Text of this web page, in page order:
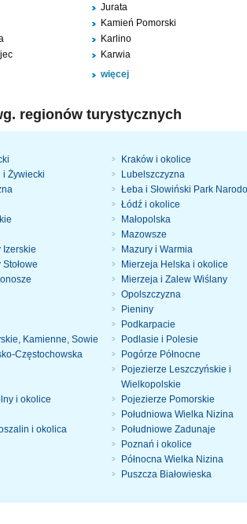
Jurata
Kamień Pomorski
Karlino
Karwia
więcej
regionów turystycznych
i Żywiecki
Izerskie
Kamienne, Sowie
Częstochowska
i okolice
i okolica
Kraków i okolice
Lubelszczyzna
Łeba i Słowiński Park
Łódź i okolice
Małopolska
Mazowsze
Mazury i Warmia
Mierzeja Helska i okolice
Mierzeja i Zalew Wiślany
Opolszczyzna
Pieniny
Podkarpacie
Podlasie i Polesie
Pogórze Północne
Pojezierze Leszczyńskie i
Wielkopolskie
Pojezierze Pomorskie
Południowa Wielka Nizina
Południowe Zadunaje
Poznań i okolice
Północna Wielka Nizina
Puszcza Białowieska